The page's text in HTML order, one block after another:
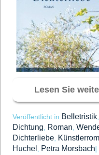
Lesen Sie
Veröffentlicht in Belletristik
Dichtung Roman
Dichterliebe
Huchel
Petra Morsbach|